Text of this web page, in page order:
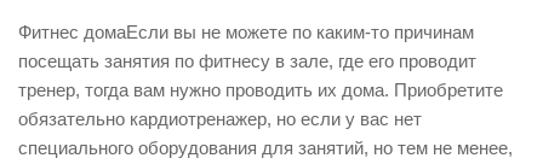
Фитнес домаЕсли вы не можете по каким-то причинам
посещать занятия по фитнесу в зале, где его проводит
тренер, тогда вам нужно проводить их дома. Приобретите
обязательно кардиотренажер, но если у вас нет
специального оборудования для занятий, но тем не менее,